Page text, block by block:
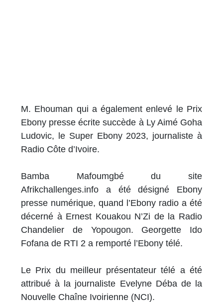
M. Ehouman qui a également enlevé le Prix
Ebony presse écrite succède à Ly Aimé Goha
Ludovic, le Super Ebony 2023, journaliste à
Radio Côte d’Ivoire.
Bamba Mafoumgbé du site
Afrikchallenges.info a été désigné Ebony
presse numérique, quand l’Ebony radio a été
décerné à Ernest Kouakou N’Zi de la Radio
Chandelier de Yopougon. Georgette Ido
Fofana de RTI 2 a remporté l’Ebony télé.
Le Prix du meilleur présentateur télé a été
attribué à la journaliste Evelyne Déba de la
Nouvelle Chaîne Ivoirienne (NCI).